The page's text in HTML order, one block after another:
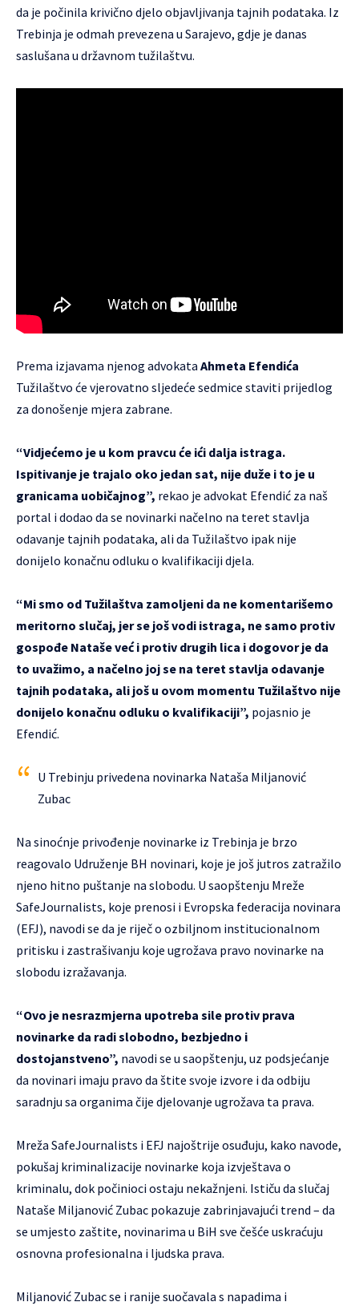
da je počinila krivično djelo objavljivanja tajnih podataka. Iz
Trebinja je odmah prevezena u Sarajevo, gdje je danas
saslušana u državnom tužilaštvu.
Prema izjavama njenog advokata Ahmeta Efendića
Tužilaštvo će vjerovatno sljedeće sedmice staviti prijedlog
za donošenje mjera zabrane.
“Vidjećemo je u kom pravcu će ići dalja istraga.
Ispitivanje je trajalo oko jedan sat, nije duže i to je u
granicama uobičajnog”, rekao je advokat Efendić za naš
portal i dodao da se novinarki načelno na teret stavlja
odavanje tajnih podataka, ali da Tužilaštvo ipak nije
donijelo konačnu odluku o kvalifikaciji djela.
“Mi smo od Tužilaštva zamoljeni da ne komentarišemo
meritorno slučaj, jer se još vodi istraga, ne samo protiv
gospođe Nataše već i protiv drugih lica i dogovor je da
to uvažimo, a načelno joj se na teret stavlja odavanje
tajnih podataka, ali još u ovom momentu Tužilaštvo nije
donijelo konačnu odluku o kvalifikaciji”, pojasnio je
Efendić.
U Trebinju privedena novinarka Nataša Miljanović
Zubac
Na sinoćnje privođenje novinarke iz Trebinja je brzo
reagovalo Udruženje BH novinari, koje je još jutros zatražilo
njeno hitno puštanje na slobodu. U saopštenju Mreže
SafeJournalists, koje prenosi i Evropska federacija novinara
(EFJ), navodi se da je riječ o ozbiljnom institucionalnom
pritisku i zastrašivanju koje ugrožava pravo novinarke na
slobodu izražavanja.
“Ovo je nesrazmjerna upotreba sile protiv prava
novinarke da radi slobodno, bezbjedno i
dostojanstveno”, navodi se u saopštenju, uz podsjećanje
da novinari imaju pravo da štite svoje izvore i da odbiju
saradnju sa organima čije djelovanje ugrožava ta prava.
Mreža SafeJournalists i EFJ najoštrije osuđuju, kako navode,
pokušaj kriminalizacije novinarke koja izvještava o
kriminalu, dok počinioci ostaju nekažnjeni. Ističu da slučaj
Nataše Miljanović Zubac pokazuje zabrinjavajući trend – da
se umjesto zaštite, novinarima u BiH sve češće uskraćuju
osnovna profesionalna i ljudska prava.
Miljanović Zubac se i ranije suočavala s napadima i